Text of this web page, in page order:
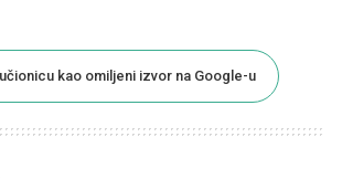
kao omiljeni izvor na Google-u